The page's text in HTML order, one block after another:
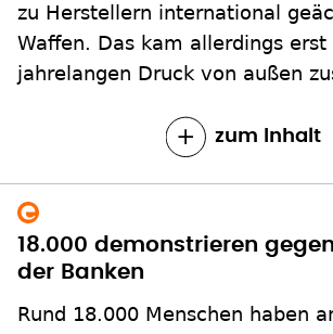
zu Herstellern international
Waffen. Das kam allerdings erst
jahrelangen Druck von außen
zum Inhalt
18.000 demonstrieren
der Banken
Rund 18.000 Menschen haben